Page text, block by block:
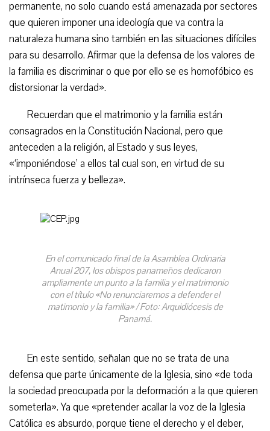
permanente, no solo cuando está amenazada por sectores
que quieren imponer una ideología que va contra la
naturaleza humana sino también en las situaciones difíciles
para su desarrollo. Afirmar que la defensa de los valores de
la familia es discriminar o que por ello se es homofóbico es
distorsionar la verdad».
Recuerdan que el matrimonio y la familia están
consagrados en la Constitución Nacional, pero que
anteceden a la religión, al Estado y sus leyes,
«‘imponiéndose’ a ellos tal cual son, en virtud de su
intrínseca fuerza y belleza».
En el comunicado final de la Asamblea Ordinaria
Anual 207, los obispos panameños dedicaron
ampliamente un punto a la familia y el matrimonio
con el título «No renunciaremos a defender el
matimonio y la familia» / Foto: Arquidiócesis de
Panamá.
En este sentido, señalan que no se trata de una
defensa que parte únicamente de la Iglesia, sino «de toda
la sociedad preocupada por la deformación a la que quieren
someterla». Ya que «pretender acallar la voz de la Iglesia
Católica es absurdo, porque tiene el derecho y el deber,